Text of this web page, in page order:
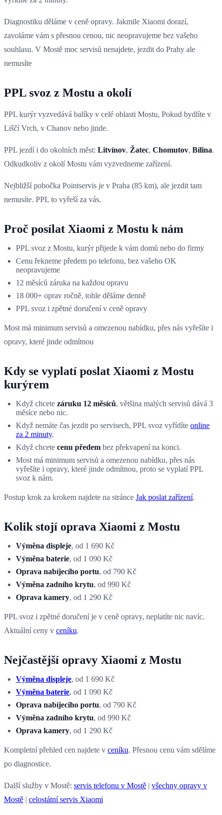
Diagnostiku děláme v ceně opravy. Jakmile Xiaomi dorazí,
zavoláme vám s přesnou cenou, nic neopravujeme bez vašeho
souhlasu. V Mostě moc servisů nenajdete, jezdit do Prahy ale
nemusíte
PPL svoz z Mostu a okolí
PPL kurýr vyzvedává balíky v celé oblasti Mostu, Pokud bydlíte v
Liščí Vrch, v Chanov nebo jinde.
PPL jezdí i do okolních měst: Litvínov, Žatec, Chomutov, Bílina.
Odkudkoliv z okolí Mostu vám vyzvedneme zařízení.
Nejbližší pobočka Pointservis je v Praha (85 km), ale jezdit tam
nemusíte. PPL to vyřeší za vás.
Proč posílat Xiaomi z Mostu k nám
PPL svoz z Mostu, kurýr přijede k vám domů nebo do firmy
Cenu řekneme předem po telefonu, bez vašeho OK
neopravujeme
12 měsíců záruka na každou opravu
18 000+ oprav ročně, tohle děláme denně
PPL svoz i zpětné doručení v ceně opravy
Most má minimum servisů a omezenou nabídku, přes nás vyřešíte i
opravy, které jinde odmítnou
Kdy se vyplatí poslat Xiaomi z Mostu
kurýrem
Když chcete záruku 12 měsíců, většina malých servisů dává 3
měsíce nebo nic.
Když nemáte čas jezdit po servisech, PPL svoz vyřídíte online
za 2 minuty.
Když chcete cenu předem bez překvapení na konci.
Most má minimum servisů a omezenou nabídku, přes nás
vyřešíte i opravy, které jinde odmítnou, proto se vyplatí PPL
svoz k nám.
Postup krok za krokem najdete na stránce Jak poslat zařízení.
Kolik stojí oprava Xiaomi z Mostu
Výměna displeje, od 1 690 Kč
Výměna baterie, od 1 090 Kč
Oprava nabíjecího portu, od 790 Kč
Výměna zadního krytu, od 990 Kč
Oprava kamery, od 1 290 Kč
PPL svoz i zpětné doručení je v ceně opravy, neplatíte nic navíc.
Aktuální ceny v ceníku.
Nejčastější opravy Xiaomi z Mostu
Výměna displeje, od 1 690 Kč
Výměna baterie, od 1 090 Kč
Oprava nabíjecího portu, od 790 Kč
Výměna zadního krytu, od 990 Kč
Oprava kamery, od 1 290 Kč
Kompletní přehled cen najdete v ceníku. Přesnou cenu vám sdělíme
po diagnostice.
Další služby v Mostě: servis telefonu v Mostě | všechny opravy v
Mostě | celostátní servis Xiaomi